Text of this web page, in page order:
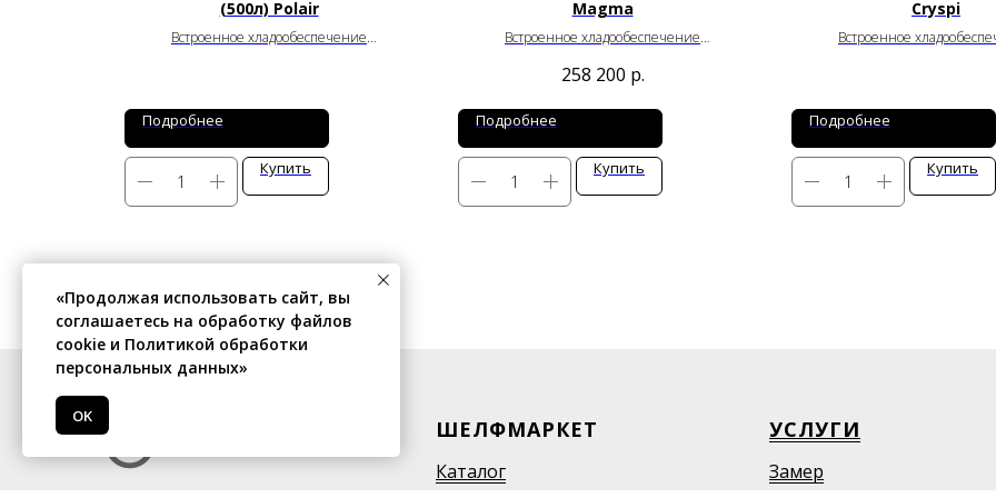
(500л) Polair
Встроенное хладообеспечение
Высота: 2028 мм
Подробнее
Купить
Magma
Встроенное хладообеспечение
Ширина: 1250/1875/2500 мм
Высота: 2000 или 2200 мм
258 200 р.
Подробнее
Купить
Сryspi
Встроенное
Высота: 1225 мм
Подробнее
Купить
ШЕЛФМАРКЕТ
Каталог
УСЛУГИ
Замер
«Продолжая использовать сайт, вы
соглашаетесь на обработку файлов
cookie и Политикой обработки
персональных данных»
OK